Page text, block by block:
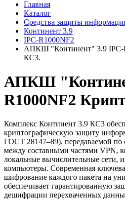
Главная
Каталог
Средства защиты
Континент 3.9
IPC-R1000NF2
АПКШ "Континент" 3.9 IPC-
КС3.
АПКШ
R1000NF2
Комплекс Континент 3.9 КС3
криптографическую защиту
ГОСТ 28147–89), передаваемой по
между составными частями VPN,
локальные вычислительные сети,
компьютеры. Современная
шифрование каждого пакета на
обеспечивает гарантированную
дешифрации перехваченных